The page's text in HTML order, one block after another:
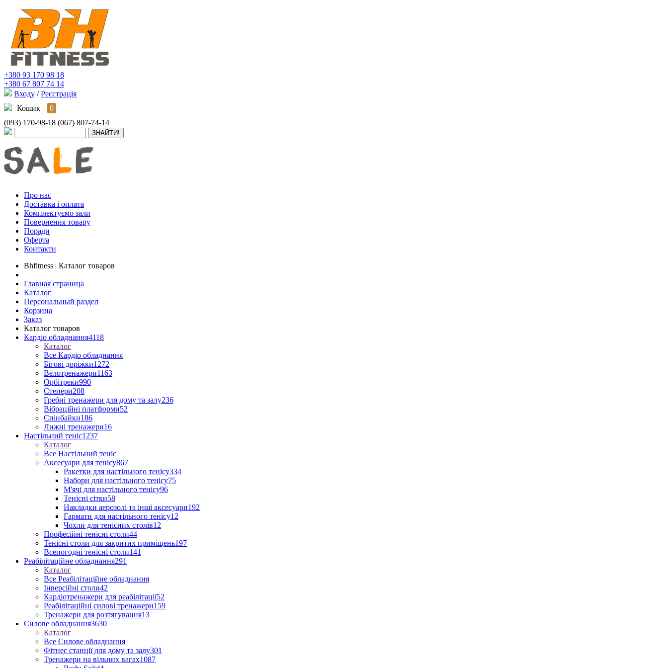
+380 93 170 98 18
+380 67 807 74 14
Входу / Реєстрація
Кошик
0
(093) 170-98-18 (067) 807-74-14
Про нас
Доставка і оплата
Комплектуємо зали
Повернення товару
Поради
Оферта
Контакти
Bhfitness | Каталог товаров
Главная страница
Каталог
Персональный раздел
Корзина
Заказ
Каталог товаров
Кардіо обладнання4118
Каталог
Все Кардіо обладнання
Бігові доріжки1272
Велотренажери1163
Орбітреки990
Степери208
Гребні тренажери для дому та залу236
Вібраційні платформи52
Спінбайки186
Лижні тренажери16
Настільний теніс1237
Каталог
Все Настільний теніс
Аксесуари для тенісу867
Ракетки для настільного тенісу334
Набори для настільного тенісу75
М'ячі для настільного тенісу96
Тенісні сітки58
Накладки аерозолі та інші аксесуари192
Гармати для настільного тенісу12
Чохли для тенісних столів12
Професійні тенісні столи44
Тенісні столи для закритих приміщень197
Всепогодні тенісні столи141
Реабілітаційне обладнання291
Каталог
Все Реабілітаційне обладнання
Інверсійні столи42
Кардіотренажери для реабілітації52
Реабілітаційні силові тренажери159
Тренажери для розтягування13
Силове обладнання3630
Каталог
Все Силове обладнання
Фітнес станції для дому та залу301
Тренажери на вільних вагах1087